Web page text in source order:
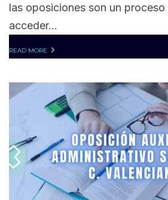
las oposiciones son un
acceder...
READ MORE